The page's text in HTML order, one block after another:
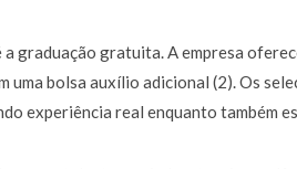
graduação gratuita. A empresa
uma bolsa auxílio adicional (2). Os
experiência real enquanto também